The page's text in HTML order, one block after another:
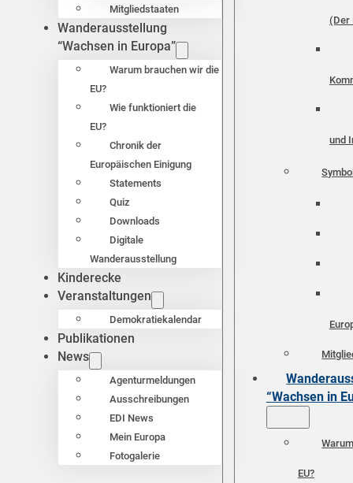
Mitgliedstaaten
Wanderausstellung
“Wachsen in Europa”
Warum brauchen wir die
EU?
Wie funktioniert die
EU?
Chronik der
Europäischen Einigung
Statements
Quiz
Downloads
Digitale
Wanderausstellung
Kinderecke
Veranstaltungen
Demokratiekalendar
Publikationen
News
Agenturmeldungen
Ausschreibungen
EDI News
Mein Europa
Fotogalerie
(Der
und
“Wachsen in
EU?